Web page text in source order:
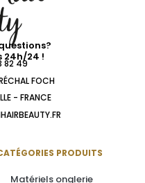
24h/24 !
82 49
FOCH
- FRANCE
PRODUITS
Matériels onglerie